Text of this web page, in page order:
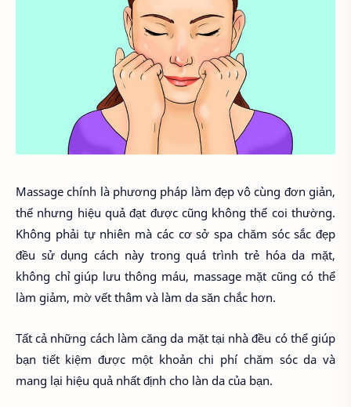
Massage chính là phương pháp làm đẹp vô cùng đơn giản,
thế nhưng hiệu quả đạt được cũng không thể coi thường.
Không phải tự nhiên mà các cơ sở spa chăm sóc sắc đẹp
đều sử dụng cách này trong quá trình trẻ hóa da mặt,
không chỉ giúp lưu thông máu, massage mặt cũng có thể
làm giảm, mờ vết thâm và làm da săn chắc hơn.
Tất cả những cách làm căng da mặt tại nhà đều có thể giúp
bạn tiết kiệm được một khoản chi phí chăm sóc da và
mang lại hiệu quả nhất định cho làn da của bạn.